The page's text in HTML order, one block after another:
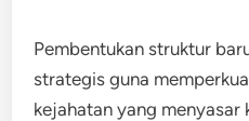
Pembentukan struktur
strategis guna
kejahatan yang menyasar